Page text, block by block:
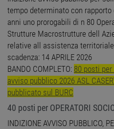
tempo determinato con
anni uno prorogabili di n 80
Strutture Macrostrutture dell
relative all assistenza
scadenza: 14 APRILE 2026
BANDO COMPLETO: 80 posti per
avviso pubblico 2026 ASL
pubblicato sul BURC
40 posti per OPERATORI
INDIZIONE AVVISO PUBBLICO,